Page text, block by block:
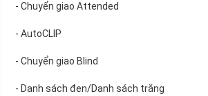
- Chuyển giao Attended
- AutoCLIP
- Chuyển giao Blind
- Danh sách đen/Danh sách trắng